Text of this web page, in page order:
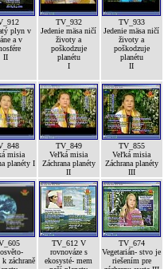
plyn v
a v
II
TV_932
Jedenie mäsa ničí
životy a
poškodzuje
planétu
I
TV_933
Jedenie mäsa ničí
životy a
poškodzuje
planétu
II
misia
planéty I
TV_849
Veľká misia
Záchrana planéty
II
TV_855
Veľká misia
Záchrana planéty
III
záchraně
TV_612 V
rovnováze s
ekosysté- mem
TV_674
Vegetarián- stvo je
riešením pre